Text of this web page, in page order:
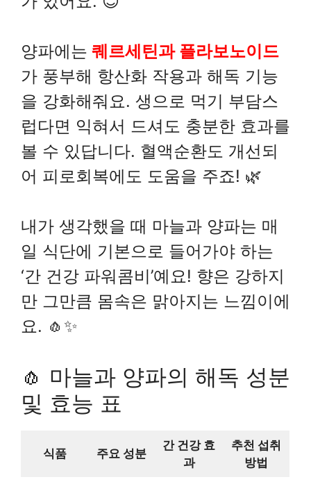
양파에는 퀘르세틴과 플라보노이드
가 풍부해 항산화 작용과 해독 기능
을 강화해줘요. 생으로 먹기 부담스
럽다면 익혀서 드셔도 충분한 효과를
볼 수 있답니다. 혈액순환도 개선되
어 피로회복에도 도움을 주죠! 🌿
내가 생각했을 때 마늘과 양파는 매
일 식단에 기본으로 들어가야 하는
‘간 건강 파워콤비’예요! 향은 강하지
만 그만큼 몸속은 맑아지는 느낌이에
요. 🧄✨
🧄 마늘과 양파의 해독 성분
및 효능 표
식품 주요 성분
간 건강 효
과
추천 섭취
방법